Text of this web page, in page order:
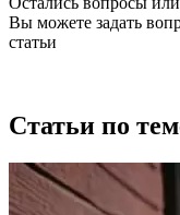
Вы можете задать
статьи
Статьи по